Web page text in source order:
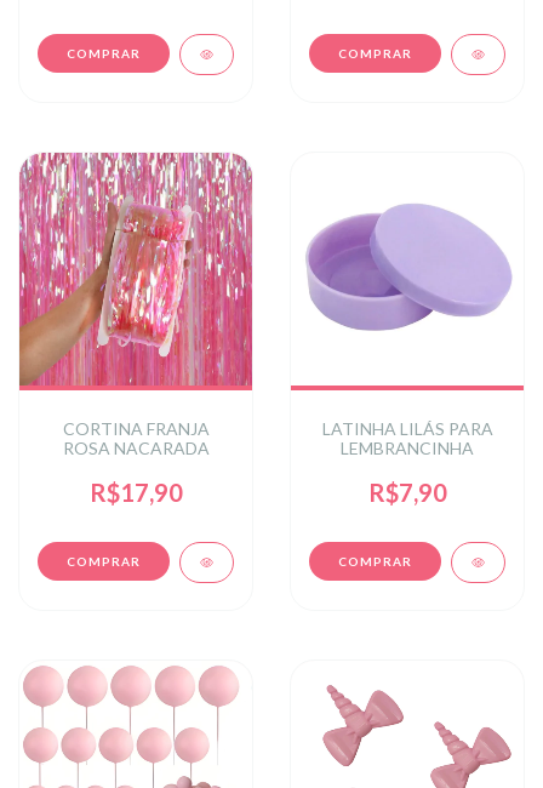
CORTINA FRANJA
ROSA NACARADA
R$17,90
LATINHA LILÁS PARA
LEMBRANCINHA
R$7,90